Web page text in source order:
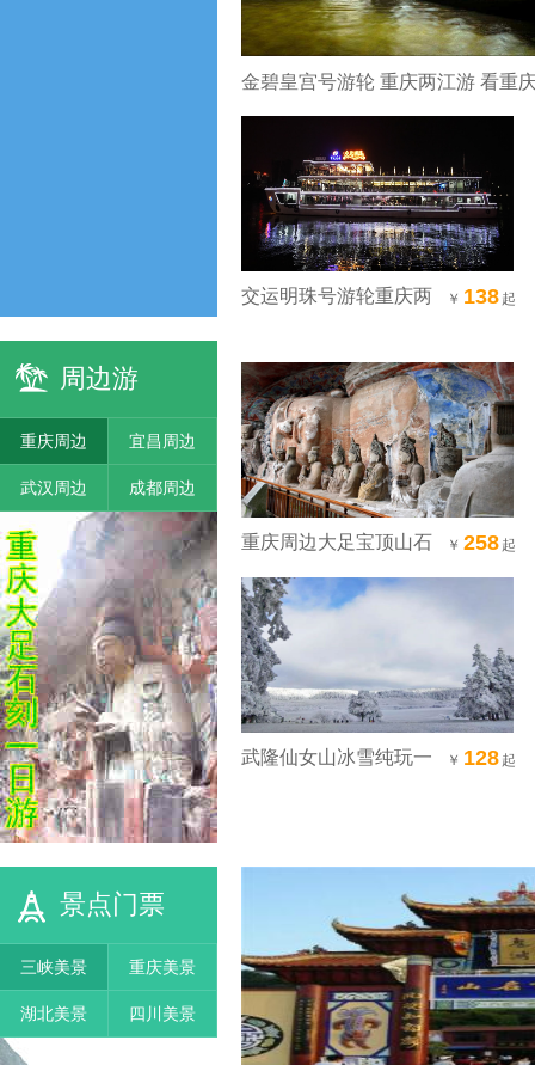
金碧皇宫号游轮 重庆两江游 看重
￥ 138 起
交运明珠号游轮重庆两
周边游
重庆周边 宜昌周边
武汉周边 成都周边
￥ 258 起
重庆周边大足宝顶山石
￥ 128 起
武隆仙女山冰雪纯玩一
景点门票
三峡美景 重庆美景
湖北美景 四川美景